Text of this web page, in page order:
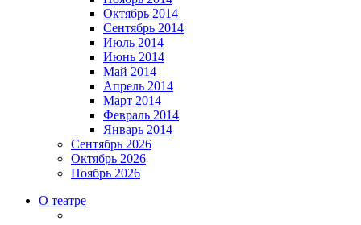
Октябрь 2014
Сентябрь 2014
Июль 2014
Июнь 2014
Май 2014
Апрель 2014
Март 2014
Февраль 2014
Январь 2014
Сентябрь 2026
Октябрь 2026
Ноябрь 2026
О театре